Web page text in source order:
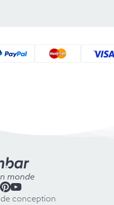
monde
conception